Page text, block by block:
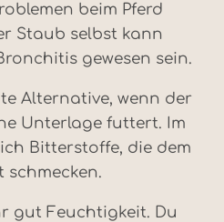
beim Pferd
Staub selbst kann
gewesen sein.
Alternative, wenn der
Unterlage futtert. Im
Bitterstoffe, die dem
gut Feuchtigkeit. Du